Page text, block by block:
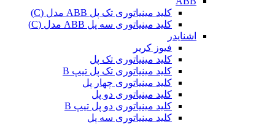
کلید مینیاتوری تک پل ABB مدل (C)
کلید مینیاتوری سه پل ABB مدل (C)
اشنایدر
فیوز کریر
کلید مینیاتوری تک پل
کلید مینیاتوری تک پل تیپ B
کلید مینیاتوری چهار پل
کلید مینیاتوری دو پل
کلید مینیاتوری دو پل تیپ B
کلید مینیاتوری سه پل